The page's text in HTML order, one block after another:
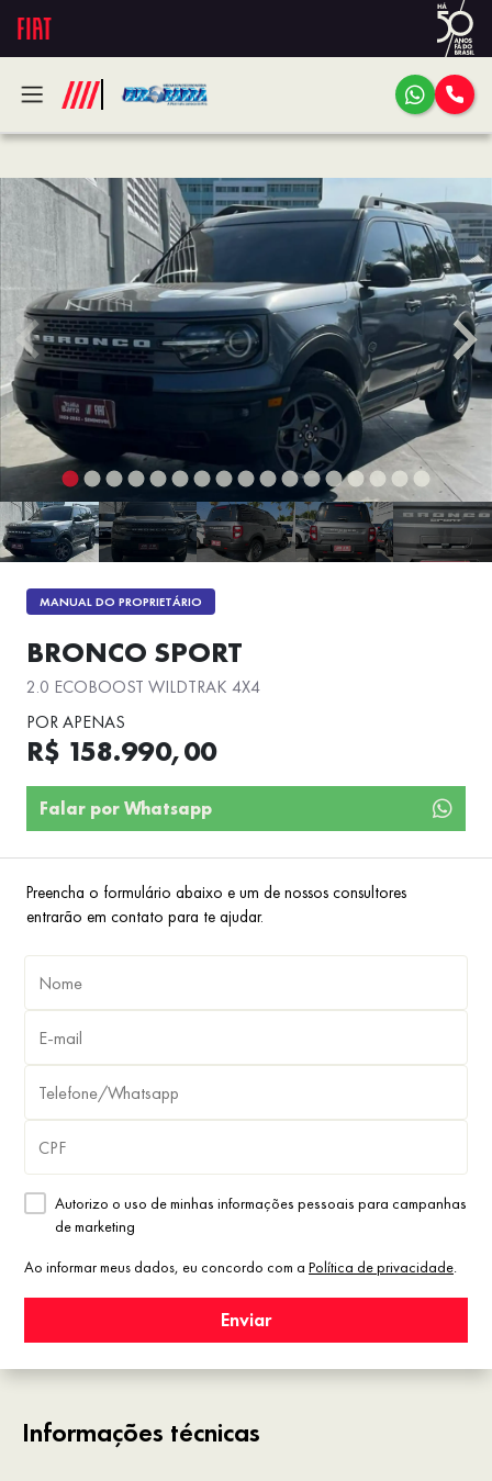
MANUAL DO PROPRIETÁRIO
BRONCO SPORT
2.0 ECOBOOST WILDTRAK 4X4
POR APENAS
R$ 158.990,00
Falar por Whatsapp
Preencha o formulário abaixo e um de nossos consultores
entrarão em contato para te ajudar.
Autorizo o uso de minhas informações pessoais para campanhas
de marketing
Ao informar meus dados, eu concordo com a Política de privacidade.
Enviar
Informações técnicas